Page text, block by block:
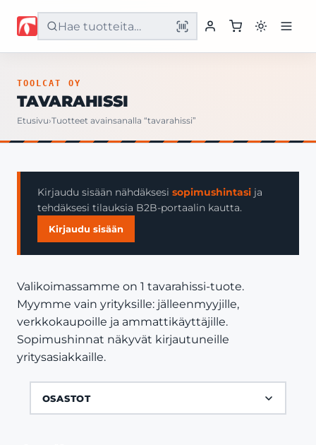
Etusivu
Yritys
Yhteystiedot
TOOLCAT OY
TAVARAHISSI
Etusivu›Tuotteet avainsanalla “tavarahissi”
Kirjaudu sisään nähdäksesi sopimushintasi ja
tehdäksesi tilauksia B2B-portaalin kautta.
Kirjaudu sisään
Valikoimassamme on 1 tavarahissi-tuote.
Myymme vain yrityksille: jälleenmyyjille,
verkkokaupoille ja ammattikäyttäjille.
Sopimushinnat näkyvät kirjautuneille
yritysasiakkaille.
OSASTOT